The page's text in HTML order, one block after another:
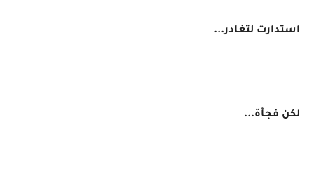
استدارت لتغادر...
لكن فجأة...